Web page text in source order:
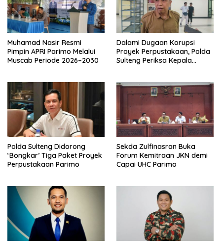
Muhamad Nasir Resmi
Pimpin APRI Parimo Melalui
Muscab Periode 2026–2030
Dalami Dugaan Korupsi
Proyek Perpustakaan, Polda
Sulteng Periksa Kepala
Polda Sulteng Didorong
‘Bongkar’ Tiga Paket Proyek
Perpustakaan Parimo
Sekda Zulfinasran Buka
Forum Kemitraan JKN demi
Capai UHC Parimo